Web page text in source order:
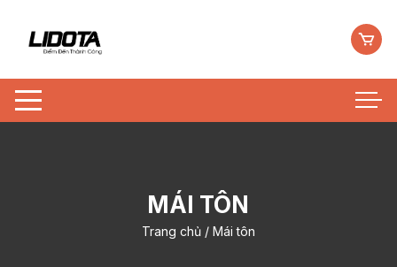
MÁI TÔN
Trang chủ/ Mái tôn